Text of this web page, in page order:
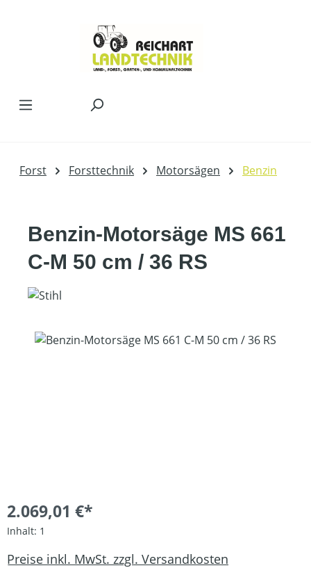
Forst Forsttechnik Motorsägen Benzin
Benzin-Motorsäge MS 661
C-M 50 cm / 36 RS
Bildergalerie überspringen
2.069,01 €*
Inhalt: 1
Preise inkl. MwSt. zzgl. Versandkosten